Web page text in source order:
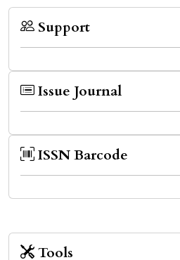
Support
Issue Journal
ISSN Barcode
Tools